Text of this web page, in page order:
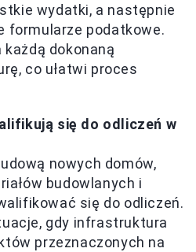
wydatki, a następnie
formularze podatkowe.
dokonaną
co ułatwi proces
się do odliczeń w
nowych domów,
budowlanych i
się do odliczeń.
gdy infrastruktura
przeznaczonych na